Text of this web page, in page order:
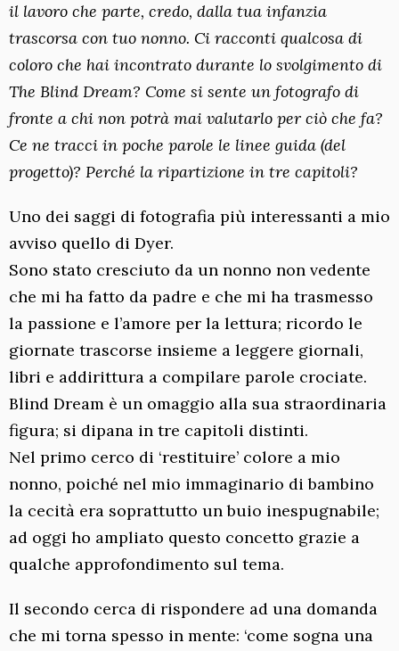
il lavoro che parte, credo, dalla tua infanzia
trascorsa con tuo nonno. Ci racconti qualcosa di
coloro che hai incontrato durante lo svolgimento di
The Blind Dream? Come si sente un fotografo di
fronte a chi non potrà mai valutarlo per ciò che fa?
Ce ne tracci in poche parole le linee guida (del
progetto)? Perché la ripartizione in tre capitoli?
Uno dei saggi di fotografia più interessanti a mio
avviso quello di Dyer.
Sono stato cresciuto da un nonno non vedente
che mi ha fatto da padre e che mi ha trasmesso
la passione e l’amore per la lettura; ricordo le
giornate trascorse insieme a leggere giornali,
libri e addirittura a compilare parole crociate.
Blind Dream è un omaggio alla sua straordinaria
figura; si dipana in tre capitoli distinti.
Nel primo cerco di ‘restituire’ colore a mio
nonno, poiché nel mio immaginario di bambino
la cecità era soprattutto un buio inespugnabile;
ad oggi ho ampliato questo concetto grazie a
qualche approfondimento sul tema.
Il secondo cerca di rispondere ad una domanda
che mi torna spesso in mente: ‘come sogna una